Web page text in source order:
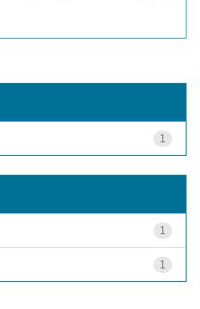
1
1
1